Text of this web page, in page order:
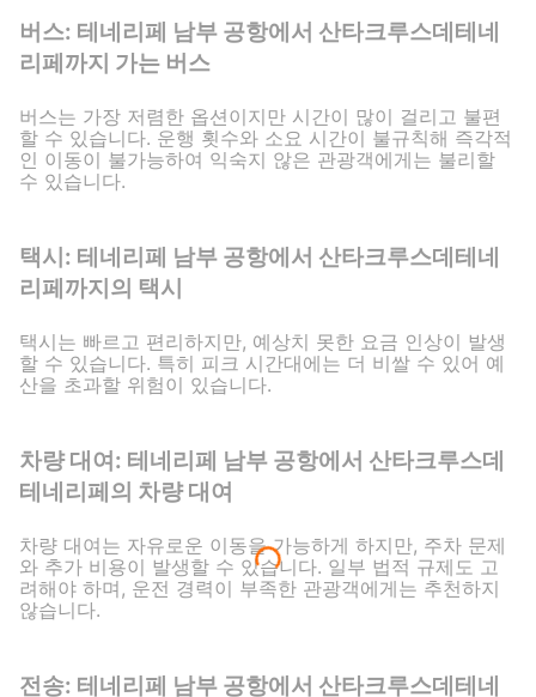
버스: 테네리페 남부 공항에서 산타크루스데테네
리페까지 가는 버스
버스는 가장 저렴한 옵션이지만 시간이 많이 걸리고 불편
할 수 있습니다. 운행 횟수와 소요 시간이 불규칙해 즉각적
인 이동이 불가능하여 익숙지 않은 관광객에게는 불리할
수 있습니다.
택시: 테네리페 남부 공항에서 산타크루스데테네
리페까지의 택시
택시는 빠르고 편리하지만, 예상치 못한 요금 인상이 발생
할 수 있습니다. 특히 피크 시간대에는 더 비쌀 수 있어 예
산을 초과할 위험이 있습니다.
차량 대여: 테네리페 남부 공항에서 산타크루스데
테네리페의 차량 대여
차량 대여는 자유로운 이동을 가능하게 하지만, 주차 문제
와 추가 비용이 발생할 수 있습니다. 일부 법적 규제도 고
려해야 하며, 운전 경력이 부족한 관광객에게는 추천하지
않습니다.
전송: 테네리페 남부 공항에서 산타크루스데테네